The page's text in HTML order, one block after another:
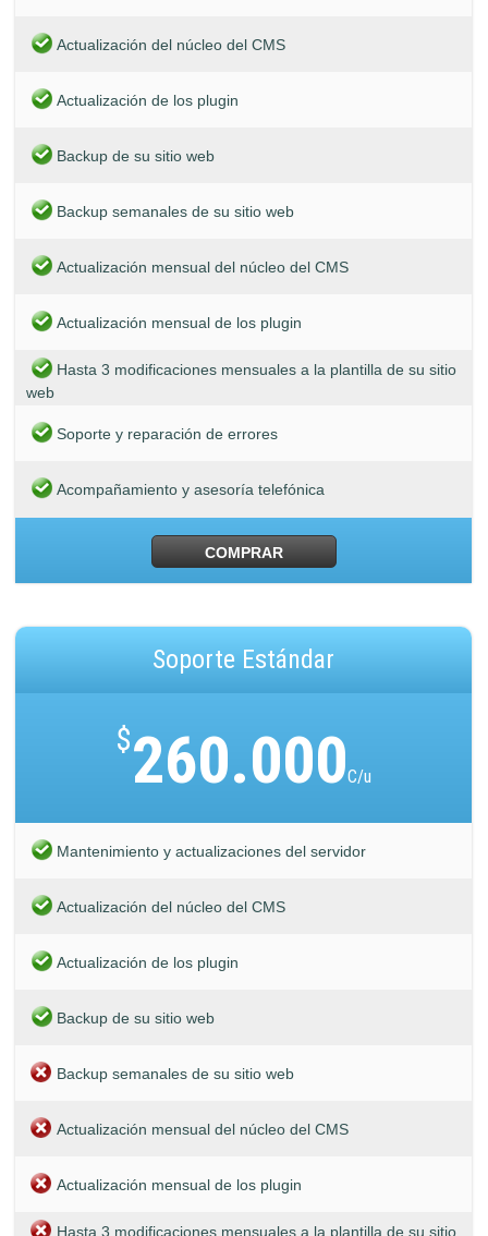
Actualización del núcleo del CMS
Actualización de los plugin
Backup de su sitio web
Backup semanales de su sitio web
Actualización mensual del núcleo del CMS
Actualización mensual de los plugin
Hasta 3 modificaciones mensuales a la plantilla de su sitio
web
Soporte y reparación de errores
Acompañamiento y asesoría telefónica
COMPRAR
Soporte Estándar
$260.000C/u
Mantenimiento y actualizaciones del servidor
Actualización del núcleo del CMS
Actualización de los plugin
Backup de su sitio web
Backup semanales de su sitio web
Actualización mensual del núcleo del CMS
Actualización mensual de los plugin
Hasta 3 modificaciones mensuales a la plantilla de su sitio